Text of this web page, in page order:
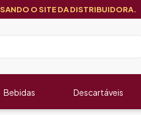
O SITE DA DISTRIBUIDORA.
Bebidas Descartáveis